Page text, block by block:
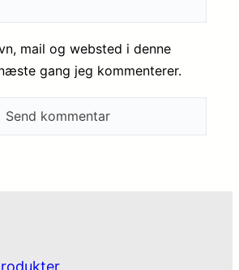
mail og websted i denne
gang jeg kommenterer.